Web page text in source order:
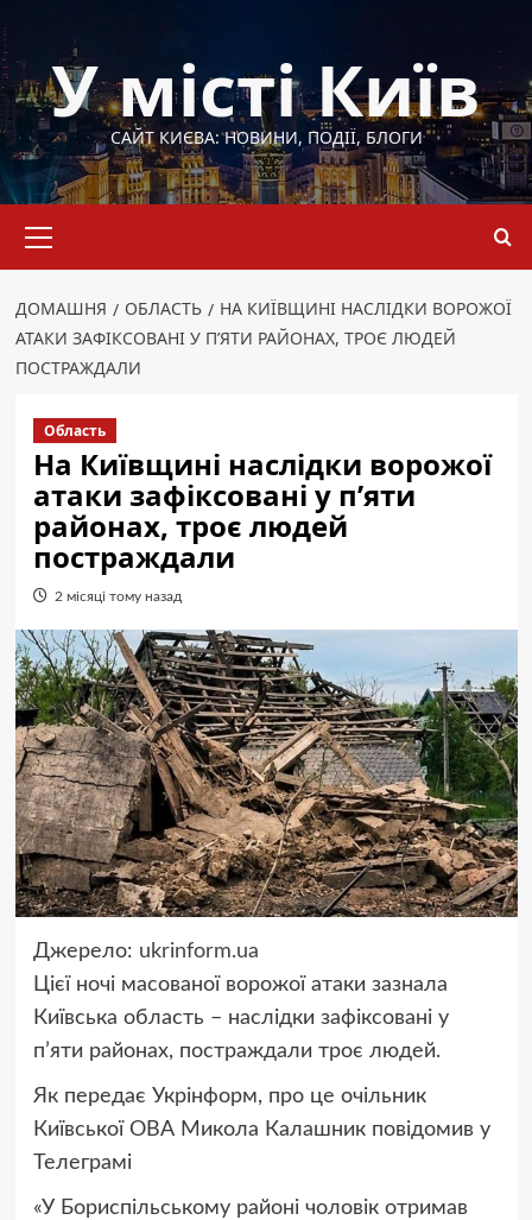
до
вмістуУ місті Київ
САЙТ КИЄВА: НОВИНИ, ПОДІЇ, БЛОГИ
меню
ДОМАШНЯ ОБЛАСТЬ
НА КИЇВЩИНІ НАСЛІДКИ ВОРОЖОЇ
АТАКИ ЗАФІКСОВАНІ У П’ЯТИ РАЙОНАХ, ТРОЄ ЛЮДЕЙ
ПОСТРАЖДАЛИ
Область
На Київщині наслідки ворожої
атаки зафіксовані у п’яти
районах, троє людей
постраждали
2 місяці тому назад
Джерело: ukrinform.ua
Цієї ночі масованої ворожої атаки зазнала
Київська область – наслідки зафіксовані у
п’яти районах, постраждали троє людей.
Як передає Укрінформ, про це очільник
Київської ОВА Микола Калашник повідомив у
Телеграмі
«У Бориспільському районі чоловік отримав